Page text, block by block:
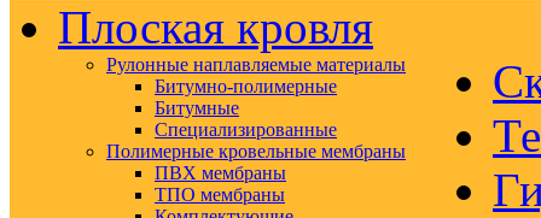
Плоская кровля
Рулонные наплавляемые материалы
Битумно-полимерные
Битумные
Специализированные
Полимерные кровельные мембраны
ПВХ мембраны
ТПО мембраны